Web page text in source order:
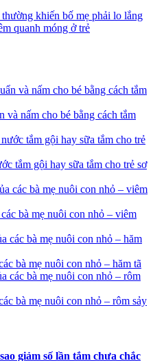
khiến bố mẹ phải lo lắng
quanh móng ở trẻ
nấm cho bé bằng cách tắm
tắm gội hay sữa tắm cho trẻ sơ
bà mẹ nuôi con nhỏ – viêm
bà mẹ nuôi con nhỏ – hăm tã
bà mẹ nuôi con nhỏ – rôm sảy
giảm số lần tắm chưa chắc